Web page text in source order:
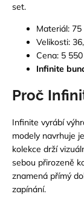
set.
Materiál:
Velikosti:
Cena: 5
Infinite
Proč
Infinite vyrábí
modely navrhuje
kolekce drží
sebou přirozeně
znamená přímý
zapínání.